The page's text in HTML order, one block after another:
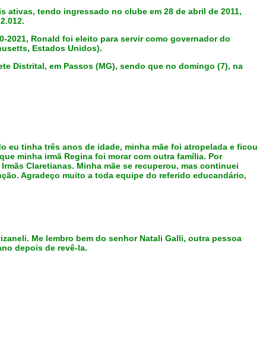
ativas, tendo ingressado no clube em 28 de abril de 2011,
2021, Ronald foi eleito para servir como governador do
Estados Unidos).
Distrital, em Passos (MG), sendo que no domingo (7), na
eu tinha três anos de idade, minha mãe foi atropelada e ficou
minha irmã Regina foi morar com outra família. Por
Claretianas. Minha mãe se recuperou, mas continuei
Agradeço muito a toda equipe do referido educandário,
Me lembro bem do senhor Natali Galli, outra pessoa
depois de revê-la.